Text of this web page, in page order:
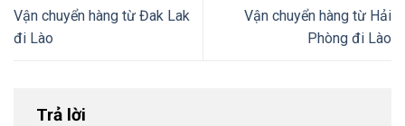
Vận chuyển hàng từ Đak Lak
đi Lào
Vận chuyển hàng từ Hải
Phòng đi Lào
Trả lời